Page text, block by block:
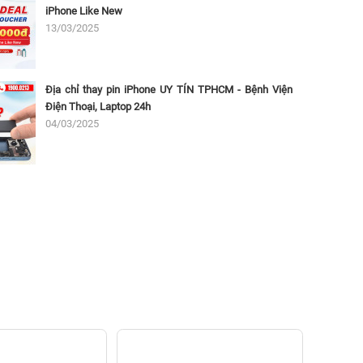
iPhone Like New
13/03/2025
Địa chỉ thay pin iPhone UY TÍN TPHCM - Bệnh Viện
Điện Thoại, Laptop 24h
04/03/2025